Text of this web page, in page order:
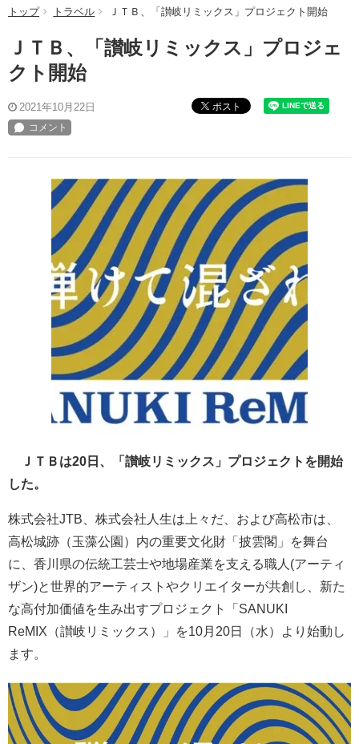
トップ トラベル ＪＴＢ、「讃岐リミックス」プロジェクト開始
ＪＴＢ、「讃岐リミックス」プロジェ
クト開始
2021年10月22日 ポスト
ＪＴＢは20日、「讃岐リミックス」プロジェクトを開始
した。
株式会社JTB、株式会社人生は上々だ、および高松市は、
高松城跡（玉藻公園）内の重要文化財「披雲閣」を舞台
に、香川県の伝統工芸士や地場産業を支える職人(アーティ
ザン)と世界的アーティストやクリエイターが共創し、新た
な高付加価値を生み出すプロジェクト「SANUKI
ReMIX（讃岐リミックス）」を10月20日（水）より始動し
ます。